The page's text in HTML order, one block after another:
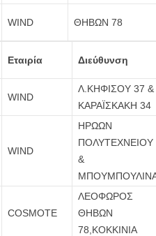
WIND ΘΗΒΩΝ 78
Εταιρία Διεύθυνση
WIND
Λ.ΚΗΦΙΣΟΥ 37 &
ΚΑΡΑΪΣΚΑΚΗ 34
WIND
ΗΡΩΩΝ
ΠΟΛΥΤΕΧΝΕΙΟΥ
&
COSMOTE
ΛΕΟΦΩΡΟΣ
ΘΗΒΩΝ
78,ΚΟΚΚΙΝΙΑ